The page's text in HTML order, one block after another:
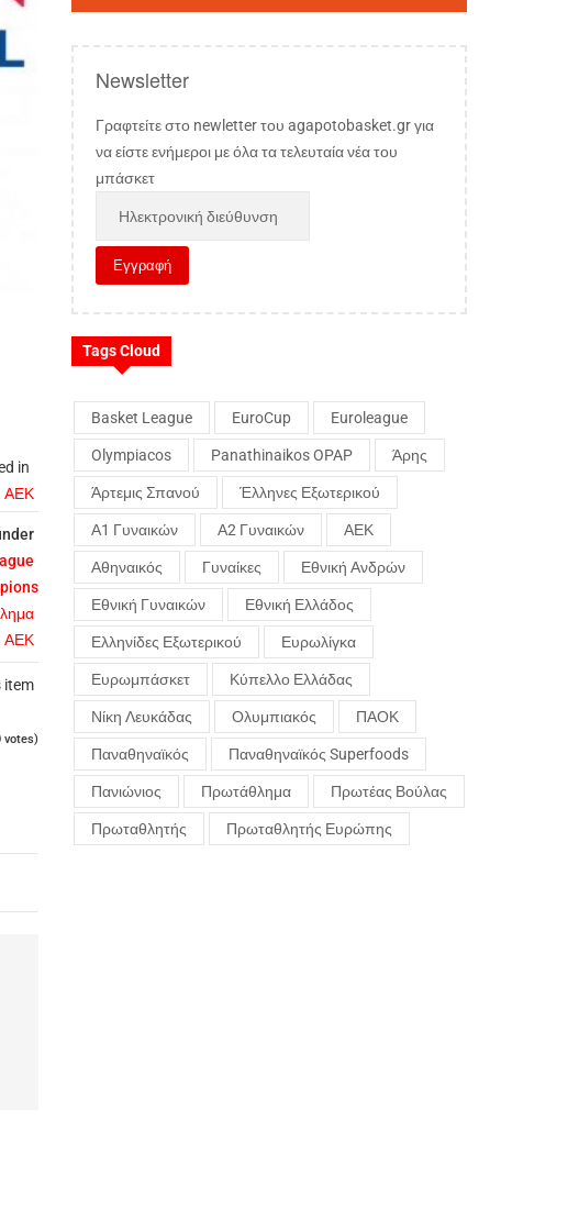
in
ΑΕΚ
ΑΕΚ
item
votes)
Newsletter
Γραφτείτε στο newletter του agapotobasket.gr για
να είστε ενήμεροι με όλα τα τελευταία νέα του
μπάσκετ
Tags Cloud
Basket League EuroCup Euroleague
Olympiacos Panathinaikos OPAP Άρης
Άρτεμις Σπανού Έλληνες Εξωτερικού
Α1 Γυναικών Α2 Γυναικών ΑΕΚ
Αθηναικός Γυναίκες Εθνική Ανδρών
Εθνική Γυναικών Εθνική Ελλάδος
Ελληνίδες Εξωτερικού Ευρωλίγκα
Ευρωμπάσκετ Κύπελλο Ελλάδας
Νίκη Λευκάδας Ολυμπιακός ΠΑΟΚ
Παναθηναϊκός Παναθηναϊκός Superfoods
Πανιώνιος Πρωτάθλημα Πρωτέας Βούλας
Πρωταθλητής Πρωταθλητής Ευρώπης